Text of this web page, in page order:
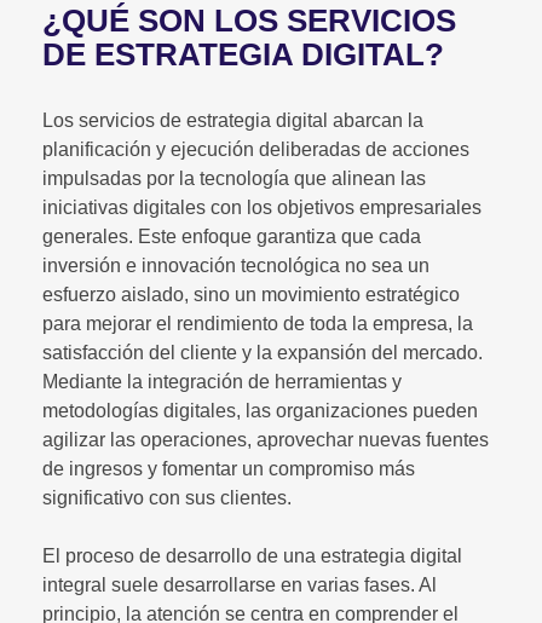
¿QUÉ SON LOS SERVICIOS
DE ESTRATEGIA DIGITAL?
Los servicios de estrategia digital abarcan la
planificación y ejecución deliberadas de acciones
impulsadas por la tecnología que alinean las
iniciativas digitales con los objetivos empresariales
generales. Este enfoque garantiza que cada
inversión e innovación tecnológica no sea un
esfuerzo aislado, sino un movimiento estratégico
para mejorar el rendimiento de toda la empresa, la
satisfacción del cliente y la expansión del mercado.
Mediante la integración de herramientas y
metodologías digitales, las organizaciones pueden
agilizar las operaciones, aprovechar nuevas fuentes
de ingresos y fomentar un compromiso más
significativo con sus clientes.
El proceso de desarrollo de una estrategia digital
integral suele desarrollarse en varias fases. Al
principio, la atención se centra en comprender el